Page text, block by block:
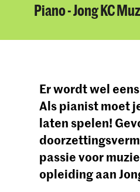
Piano - Jong KC
Er wordt wel
Als pianist moet
laten spelen!
passie voor
opleiding aan